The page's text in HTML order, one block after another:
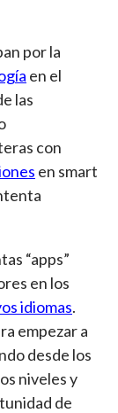
por la
en el
las
con
en smart
“apps”
en los
idiomas.
empezar a
desde los
niveles y
de